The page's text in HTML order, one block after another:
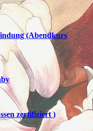
(Abendkurs
zertifiziert )